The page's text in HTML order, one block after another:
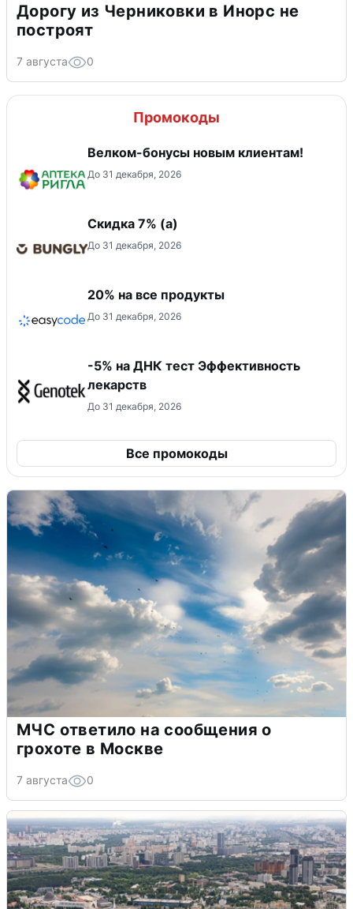
Дорогу из Черниковки в Инорс не
построят
7 августа 0
Промокоды
Велком-бонусы новым клиентам!
До 31 декабря, 2026
Скидка ​7% (а)
До 31 декабря, 2026
20% на все продукты
До 31 декабря, 2026
-5% на ДНК тест Эффективность
лекарств
До 31 декабря, 2026
Все промокоды
МЧС ответило на сообщения о
грохоте в Москве
7 августа 0